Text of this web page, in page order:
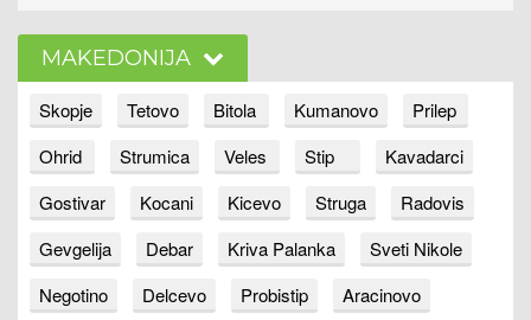
MAKEDONIJA
Skopje Tetovo Bitola Kumanovo
Prilep
Ohrid
Strumica Veles Stip
Kavadarci
Gostivar
Kocani Kicevo Struga
Radovis
Gevgelija
Debar Kriva Palanka
Sveti Nikole
Negotino
Delcevo Probistip
Aracinovo